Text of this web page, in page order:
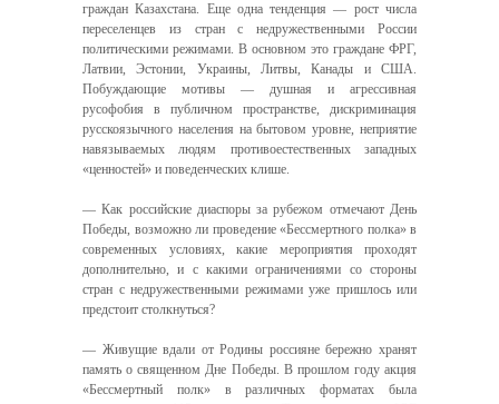
граждан Казахстана. Еще одна тенденция — рост числа
переселенцев из стран с недружественными России
политическими режимами. В основном это граждане ФРГ,
Латвии, Эстонии, Украины, Литвы, Канады и США.
Побуждающие мотивы — душная и агрессивная
русофобия в публичном пространстве, дискриминация
русскоязычного населения на бытовом уровне, неприятие
навязываемых людям противоестественных западных
«ценностей» и поведенческих клише.
— Как российские диаспоры за рубежом отмечают День
Победы, возможно ли проведение «Бессмертного полка» в
современных условиях, какие мероприятия проходят
дополнительно, и с какими ограничениями со стороны
стран с недружественными режимами уже пришлось или
предстоит столкнуться?
— Живущие вдали от Родины россияне бережно хранят
память о священном Дне Победы. В прошлом году акция
«Бессмертный полк» в различных форматах была